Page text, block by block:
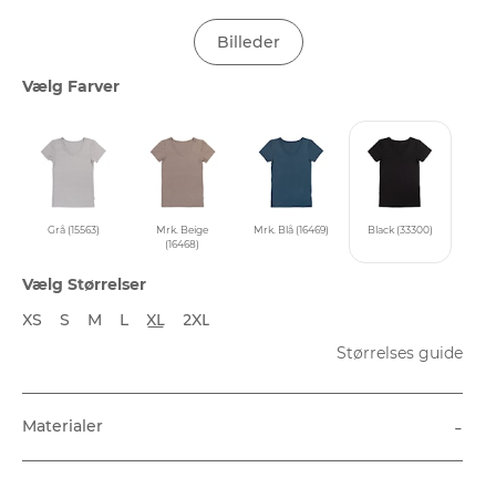
Billeder
Vælg Farver
Grå (15563)
Mrk. Beige
(16468)
Mrk. Blå (16469) Black (33300)
Vælg Størrelser
XS
S M L XL
2XL
Størrelses guide
Materialer -